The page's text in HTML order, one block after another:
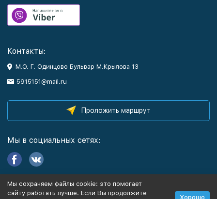
Контакты:
М.О. Г. Одинцово Бульвар М.Крылова 13
5915151@mail.ru
Проложить маршрут
Мы в социальных сетях:
Информация
Мы сохраняем файлы cookie: это помогает
сайту работать лучше. Если Вы продолжите
Хорошо